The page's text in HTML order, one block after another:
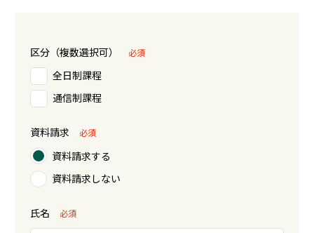
区分（複数選択可） 必須
全日制課程
通信制課程
資料請求 必須
資料請求する
資料請求しない
氏名 必須